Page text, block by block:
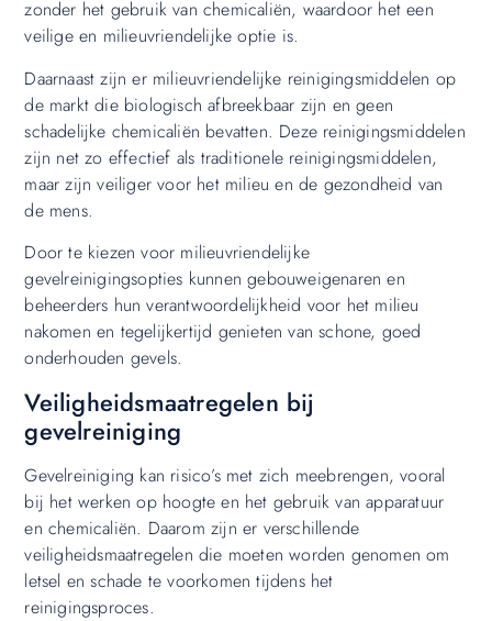
zonder het gebruik van chemicaliën, waardoor het een
veilige en milieuvriendelijke optie is.
Daarnaast zijn er milieuvriendelijke reinigingsmiddelen op
de markt die biologisch afbreekbaar zijn en geen
schadelijke chemicaliën bevatten. Deze reinigingsmiddelen
zijn net zo effectief als traditionele reinigingsmiddelen,
maar zijn veiliger voor het milieu en de gezondheid van
de mens.
Door te kiezen voor milieuvriendelijke
gevelreinigingsopties kunnen gebouweigenaren en
beheerders hun verantwoordelijkheid voor het milieu
nakomen en tegelijkertijd genieten van schone, goed
onderhouden gevels.
Veiligheidsmaatregelen bij
gevelreiniging
Gevelreiniging kan risico’s met zich meebrengen, vooral
bij het werken op hoogte en het gebruik van apparatuur
en chemicaliën. Daarom zijn er verschillende
veiligheidsmaatregelen die moeten worden genomen om
letsel en schade te voorkomen tijdens het
reinigingsproces.